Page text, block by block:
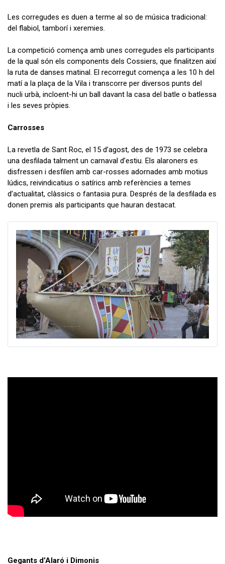
Les corregudes es duen a terme al so de música tradicional:
del flabiol, tamborí i xeremies.
La competició comença amb unes corregudes els participants
de la qual són els components dels Cossiers, que finalitzen així
la ruta de danses matinal. El recorregut comença a les 10 h del
matí a la plaça de la Vila i transcorre per diversos punts del
nucli urbà, incloent-hi un ball davant la casa del batle o batlessa
i les seves pròpies.
Carrosses
La revetla de Sant Roc, el 15 d’agost, des de 1973 se celebra
una desfilada talment un carnaval d’estiu. Els alaroners es
disfressen i desfilen amb car-rosses adornades amb motius
lúdics, reivindicatius o satírics amb referències a temes
d’actualitat, clàssics o fantasia pura. Després de la desfilada es
donen premis als participants que hauran destacat.
Gegants d’Alaró i Dimonis